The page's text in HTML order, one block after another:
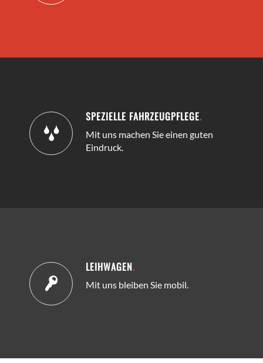
SPEZIELLE FAHRZEUGPFLEGE.
Mit uns machen Sie einen guten
Eindruck.
LEIHWAGEN.
Mit uns bleiben Sie mobil.